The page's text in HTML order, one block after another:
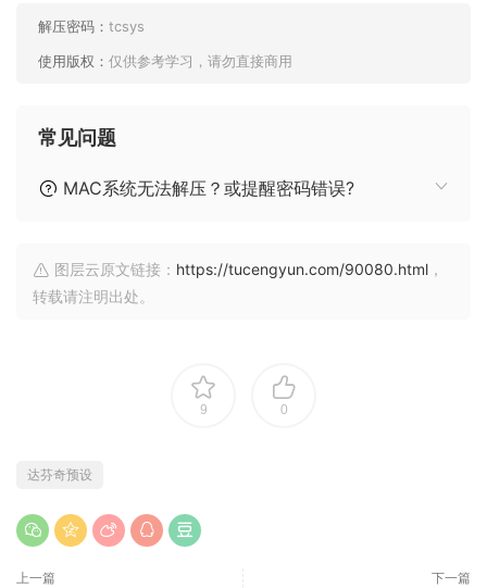
解压密码： tcsys
使用版权： 仅供参考学习，请勿直接商用
常见问题
MAC系统无法解压？或提醒密码错误?
图层云原文链接： https://tucengyun.com/90080.html ，
转载请注明出处。
9 0
达芬奇预设
上一篇 下一篇